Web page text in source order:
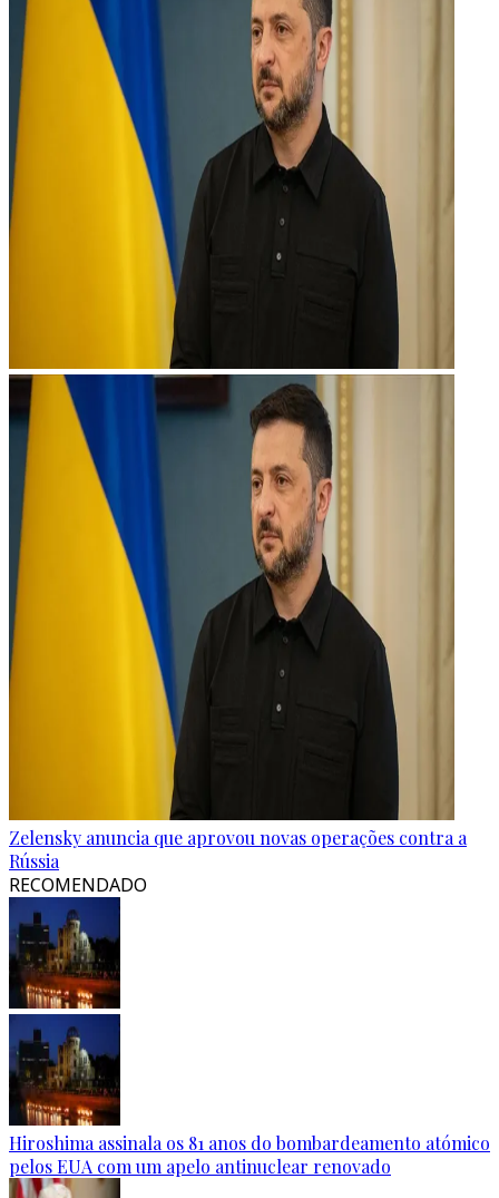
Zelensky anuncia que aprovou novas operações contra a
Rússia
RECOMENDADO
Hiroshima assinala os 81 anos do bombardeamento atómico
pelos EUA com um apelo antinuclear renovado